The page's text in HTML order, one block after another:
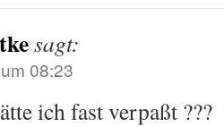
sagt:
08:23
ich fast verpaßt ???